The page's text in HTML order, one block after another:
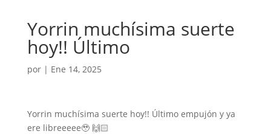
Yorrin muchísima suerte
hoy!! Último
por | Ene 14, 2025
Yorrin muchísima suerte hoy!! Último empujón y ya
ere libreeeee🥹 🙌🏻